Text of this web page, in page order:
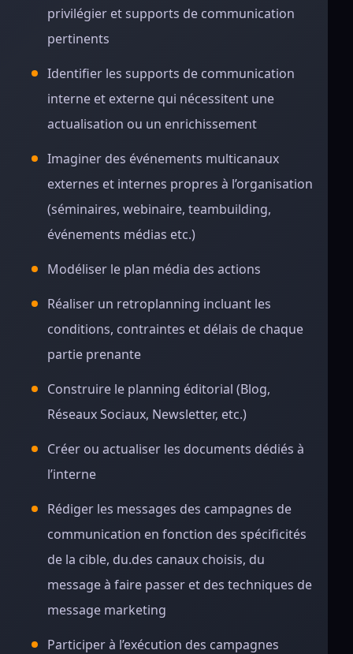
privilégier et supports de communication
pertinents
Identifier les supports de communication
interne et externe qui nécessitent une
actualisation ou un enrichissement
Imaginer des événements multicanaux
externes et internes propres à l’organisation
(séminaires, webinaire, teambuilding,
événements médias etc.)
Modéliser le plan média des actions
Réaliser un retroplanning incluant les
conditions, contraintes et délais de chaque
partie prenante
Construire le planning éditorial (Blog,
Réseaux Sociaux, Newsletter, etc.)
Créer ou actualiser les documents dédiés à
l’interne
Rédiger les messages des campagnes de
communication en fonction des spécificités
de la cible, du.des canaux choisis, du
message à faire passer et des techniques de
message marketing
Participer à l’exécution des campagnes